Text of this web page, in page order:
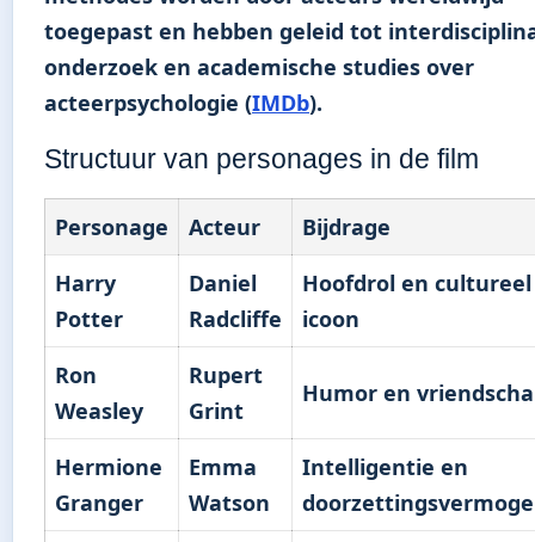
toegepast en hebben geleid tot
onderzoek en academische studies over
acteerpsychologie (IMDb).
Structuur van personages in de film
Personage Acteur
Bijdrage
Harry
Potter
Daniel
Radcliffe
Hoofdrol en cultureel
icoon
Ron
Weasley
Rupert
Grint
Humor en
Hermione
Granger
Emma
Watson
Intelligentie en